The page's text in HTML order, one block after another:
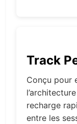
Track
Conçu pour
recharge
entre les